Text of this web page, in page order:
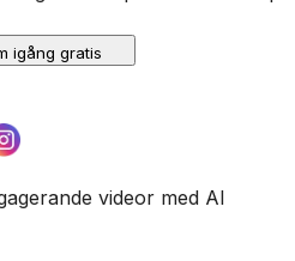
igång gratis
videor med AI